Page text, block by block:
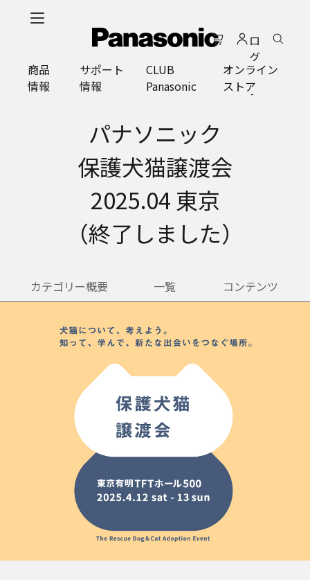
ロ
グ
イ
ン
商品
情報
サポート
情報
CLUB
Panasonic
オンライン
ストア
パナソニック
保護犬猫譲渡会
2025.04 東京
（終了しました）
カテゴリー概要 一覧 コンテンツ